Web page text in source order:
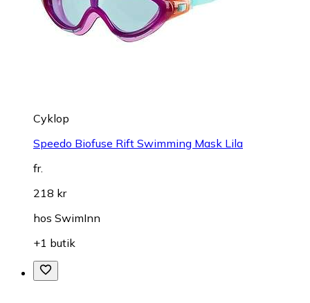
Cyklop
Speedo Biofuse Rift Swimming Mask Lila
fr.
218 kr
hos SwimInn
+1 butik